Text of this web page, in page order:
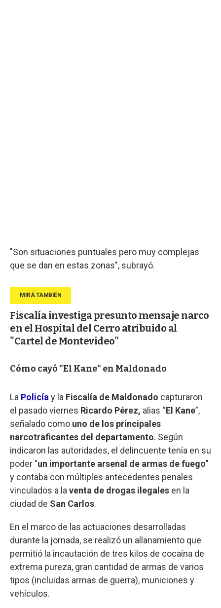
"Son situaciones puntuales pero muy complejas
que se dan en estas zonas", subrayó.
Fiscalía investiga presunto mensaje narco
en el Hospital del Cerro atribuido al
"Cartel de Montevideo"
Cómo cayó "El Kane" en Maldonado
La Policía y la Fiscalía de Maldonado capturaron
el pasado viernes Ricardo Pérez, alias “El Kane”,
señalado como uno de los principales
narcotraficantes del departamento. Según
indicaron las autoridades, el delincuente tenía en su
poder "un importante arsenal de armas de fuego"
y contaba con múltiples antecedentes penales
vinculados a la venta de drogas ilegales en la
ciudad de San Carlos.
En el marco de las actuaciones desarrolladas
durante la jornada, se realizó un allanamiento que
permitió la incautación de tres kilos de cocaína de
extrema pureza, gran cantidad de armas de varios
tipos (incluidas armas de guerra), municiones y
vehículos.